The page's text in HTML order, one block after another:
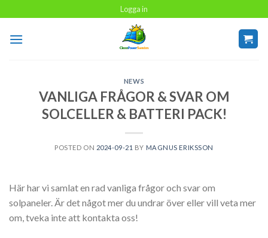
to
content
Logga in
NEWS
VANLIGA FRÅGOR & SVAR OM
SOLCELLER & BATTERI PACK!
POSTED ON 2024-09-21 BY MAGNUS ERIKSSON
Här har vi samlat en rad vanliga frågor och svar om
solpaneler. Är det något mer du undrar över eller vill veta mer
om, tveka inte att kontakta oss!